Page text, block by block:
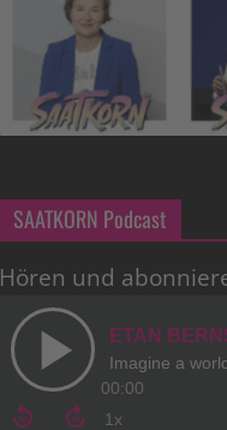
SAATKORN Podcast
Hören und